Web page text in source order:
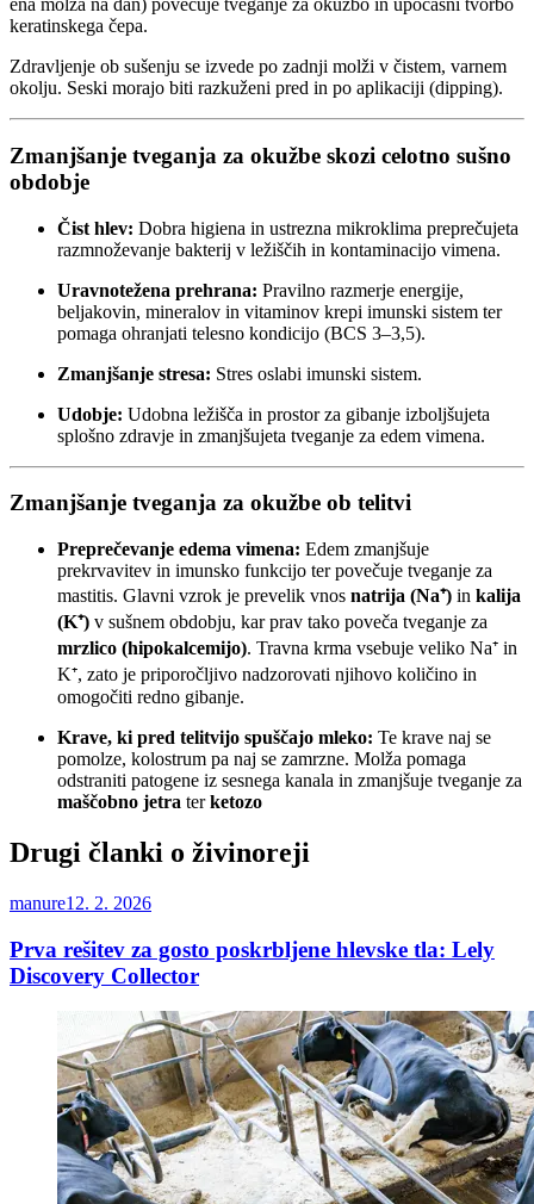
ena molža na dan) povečuje tveganje za okužbo in upočasni tvorbo
keratinskega čepa.
Zdravljenje ob sušenju se izvede po zadnji molži v čistem, varnem
okolju. Seski morajo biti razkuženi pred in po aplikaciji (dipping).
Zmanjšanje tveganja za okužbe skozi celotno sušno
obdobje
Čist hlev: Dobra higiena in ustrezna mikroklima preprečujeta
razmnoževanje bakterij v ležiščih in kontaminacijo vimena.
Uravnotežena prehrana: Pravilno razmerje energije,
beljakovin, mineralov in vitaminov krepi imunski sistem ter
pomaga ohranjati telesno kondicijo (BCS 3–3,5).
Zmanjšanje stresa: Stres oslabi imunski sistem.
Udobje: Udobna ležišča in prostor za gibanje izboljšujeta
splošno zdravje in zmanjšujeta tveganje za edem vimena.
Zmanjšanje tveganja za okužbe ob telitvi
Preprečevanje edema vimena: Edem zmanjšuje
prekrvavitev in imunsko funkcijo ter povečuje tveganje za
mastitis. Glavni vzrok je prevelik vnos natrija (Na⁺) in kalija
(K⁺) v sušnem obdobju, kar prav tako poveča tveganje za
mrzlico (hipokalcemijo). Travna krma vsebuje veliko Na⁺ in
K⁺, zato je priporočljivo nadzorovati njihovo količino in
omogočiti redno gibanje.
Krave, ki pred telitvijo spuščajo mleko: Te krave naj se
pomolze, kolostrum pa naj se zamrzne. Molža pomaga
odstraniti patogene iz sesnega kanala in zmanjšuje tveganje za
maščobno jetra terketozo
Drugi članki o živinoreji
manure12. 2. 2026
Prva rešitev za gosto poskrbljene hlevske tla: Lely
Discovery Collector